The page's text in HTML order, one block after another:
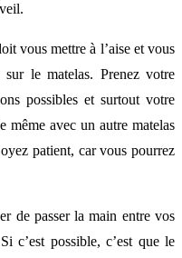
vous mettre à l’aise et vous
le matelas. Prenez votre
possibles et surtout votre
même avec un autre matelas
patient, car vous pourrez
de passer la main entre vos
c’est possible, c’est que le